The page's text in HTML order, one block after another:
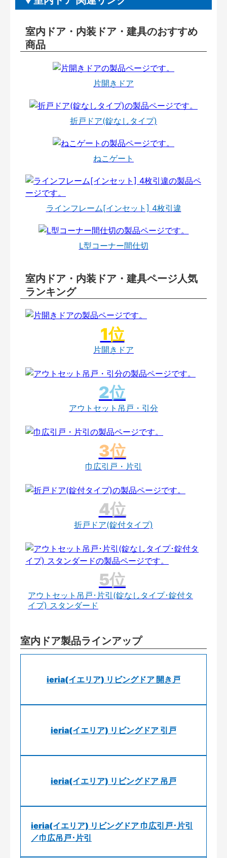
室内ドア・内装ドア・建具のおすすめ
商品
片開きドア
折戸ドア(錠なしタイプ)
ねこゲート
ラインフレーム[インセット] 4枚引違
L型コーナー間仕切
室内ドア・内装ドア・建具ページ人気
ランキング
片開きドア
アウトセット吊戸・引分
巾広引戸・片引
折戸ドア(錠付タイプ)
アウトセット吊戸･片引(錠なしタイプ･錠付タ
イプ) スタンダード
室内ドア製品ラインアップ
ieria(イエリア) リビングドア 開き戸
ieria(イエリア) リビングドア 引戸
ieria(イエリア) リビングドア 吊戸
ieria(イエリア) リビングドア 巾広引戸･片引
／巾広吊戸･片引